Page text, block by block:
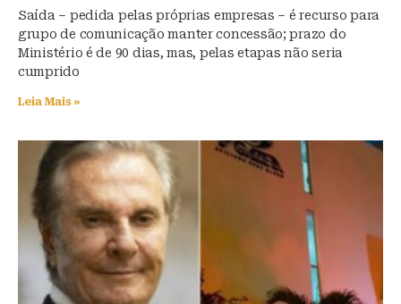
Saída – pedida pelas próprias empresas – é recurso para
grupo de comunicação manter concessão; prazo do
Ministério é de 90 dias, mas, pelas etapas não seria
cumprido
Leia Mais »